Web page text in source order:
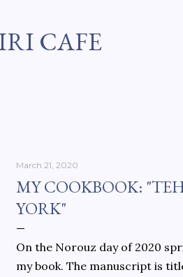
CAFE
March 21, 2020
MY COOKBOOK:
YORK"
On the Norouz day of 2020
my book. The manuscript is